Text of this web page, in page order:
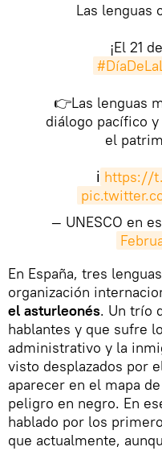
Las lenguas
¡El 21
👉Las lenguas
diálogo pacífico
el
ℹ️ https://
— UNESCO en
​En España, tres
organización
el asturleonés. Un trío
hablantes y que sufre
administrativo y la
visto desplazados por
aparecer en el mapa
peligro en negro. En
hablado por los
que actualmente,